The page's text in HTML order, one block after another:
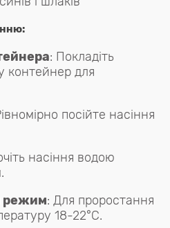
: Покладіть
контейнер для
посійте насіння
насіння водою
режим: Для проростання
18-22°C.